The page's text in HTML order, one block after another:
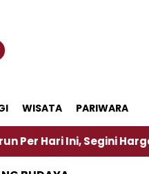
WISATA PARIWARA
Segini Harganya